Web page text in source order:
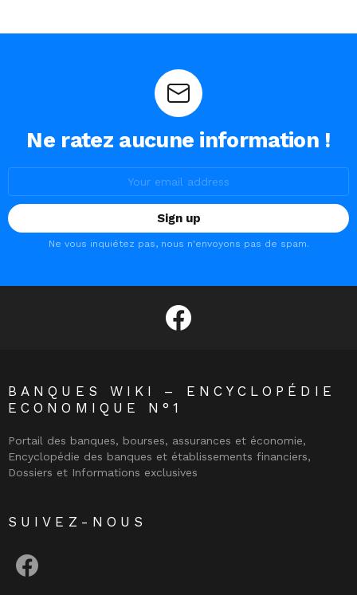
Ne ratez aucune information !
Ne vous inquiétez pas, nous n'envoyons pas de spam.
facebook
BANQUES WIKI – ENCYCLOPÉDIE
ECONOMIQUE N°1
Portail des banques, bourses, assurances et économie,
Encyclopédie des banques et établissements financiers,
Dossiers et Informations exclusives
SUIVEZ-NOUS